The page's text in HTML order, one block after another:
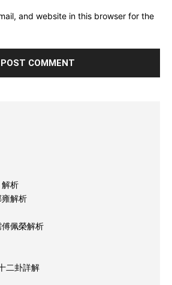
and website in this browser for the
解析
解析
佩榮解析
二卦詳解